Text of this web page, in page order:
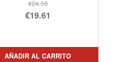
€24.58
El
era:
€19.61
actual
AÑADIR AL CARRITO